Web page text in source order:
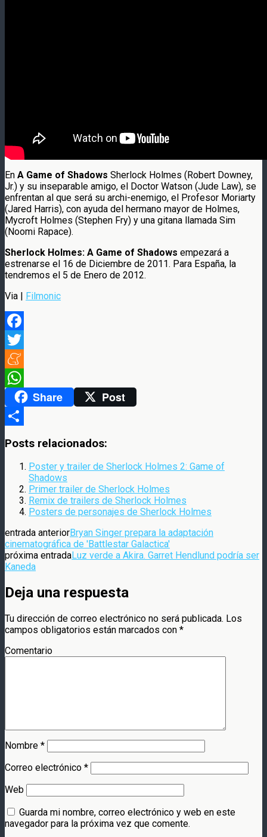
En A Game of Shadows Sherlock Holmes (Robert Downey,
Jr.) y su inseparable amigo, el Doctor Watson (Jude Law), se
enfrentan al que será su archi-enemigo, el Profesor Moriarty
(Jared Harris), con ayuda del hermano mayor de Holmes,
Mycroft Holmes (Stephen Fry) y una gitana llamada Sim
(Noomi Rapace).
Sherlock Holmes: A Game of Shadows empezará a
estrenarse el 16 de Diciembre de 2011. Para España, la
tendremos el 5 de Enero de 2012.
Via | Filmonic
Facebook
Twitter
Meneame
WhatsAppShare Post
Posts relacionados:
Poster y trailer de Sherlock Holmes 2: Game of
Shadows
Primer trailer de Sherlock Holmes
Remix de trailers de Sherlock Holmes
Posters de personajes de Sherlock Holmes
entrada anteriorBryan Singer prepara la adaptación
cinematográfica de 'Battlestar Galactica'
próxima entradaLuz verde a Akira. Garret Hendlund podría ser
Kaneda
Deja una respuesta
Tu dirección de correo electrónico no será publicada. Los
campos obligatorios están marcados con *
Comentario
Nombre *
Correo electrónico *
Web
Guarda mi nombre, correo electrónico y web en este
navegador para la próxima vez que comente.